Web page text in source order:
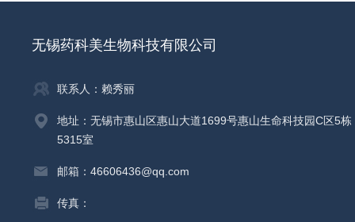
无锡药科美生物科技有限公司
联系人：赖秀丽
地址：无锡市惠山区惠山大道1699号惠山生命科技园C区5栋
5315室
邮箱：46606436@qq.com
传真：